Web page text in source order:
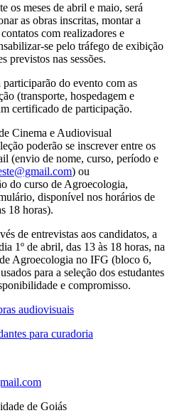
os meses de abril e maio, será
as obras inscritas, montar a
com realizadores e
se pelo tráfego de exibição
previstos nas sessões.
do evento com as
(transporte, hospedagem e
certificado de participação.
Cinema e Audiovisual
poderão se inscrever entre os
(envio de nome, curso, período e
) ou
do curso de Agroecologia,
disponível nos horários de
18 horas).
de entrevistas aos candidatos, a
1º de abril, das 13 às 18 horas, na
Agroecologia no IFG (bloco 6,
para a seleção dos estudantes
e compromisso.
audiovisuais
para curadoria
de Goiás